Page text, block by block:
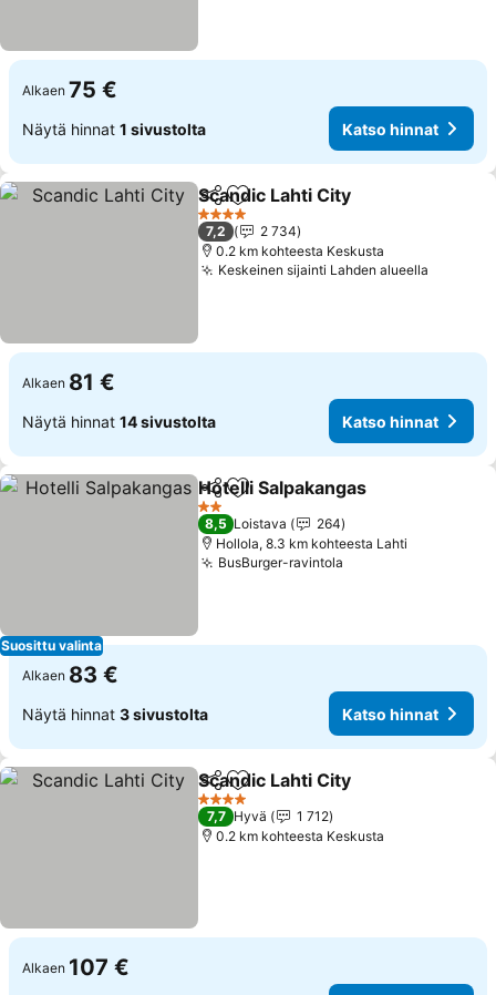
Alkaen 75 €
Näytä hinnat 1 sivustolta Katso hinnat
Jaa Lisää suosikkeihin
Scandic Lahti City
4 Tähtiluokitus
7,2
2 734
0.2 km kohteesta Keskusta
Keskeinen sijainti Lahden alueella
Alkaen 81 €
Näytä hinnat 14 sivustolta Katso hinnat
Suosittu valinta
Jaa Lisää suosikkeihin
Hotelli Salpakangas
2 Tähtiluokitus
8,5 Loistava
264
Hollola, 8.3 km kohteesta Lahti
BusBurger-ravintola
Alkaen 83 €
Näytä hinnat 3 sivustolta Katso hinnat
Jaa Lisää suosikkeihin
Scandic Lahti City
4 Tähtiluokitus
7,7 Hyvä
1 712
0.2 km kohteesta Keskusta
Alkaen 107 €